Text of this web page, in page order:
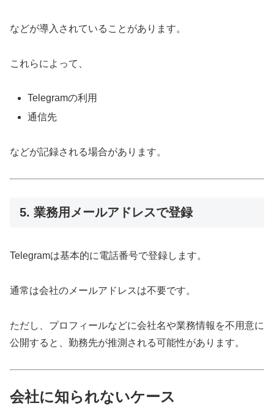
などが導入されていることがあります。
これらによって、
Telegramの利用
通信先
などが記録される場合があります。
5. 業務用メールアドレスで登録
Telegramは基本的に電話番号で登録します。
通常は会社のメールアドレスは不要です。
ただし、プロフィールなどに会社名や業務情報を不用意に
公開すると、勤務先が推測される可能性があります。
会社に知られないケース